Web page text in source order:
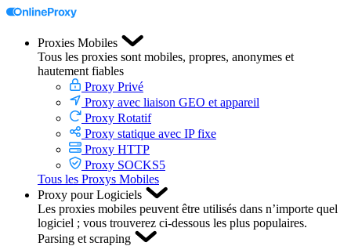
Proxies Mobiles
Tous les proxies sont mobiles, propres, anonymes et
hautement fiables
Proxy Privé
Proxy avec liaison GEO et appareil
Proxy Rotatif
Proxy statique avec IP fixe
Proxy HTTP
Proxy SOCKS5
Tous les Proxys Mobiles
Proxy pour Logiciels
Les proxies mobiles peuvent être utilisés dans n’importe quel
logiciel ; vous trouverez ci-dessous les plus populaires.
Parsing et scraping